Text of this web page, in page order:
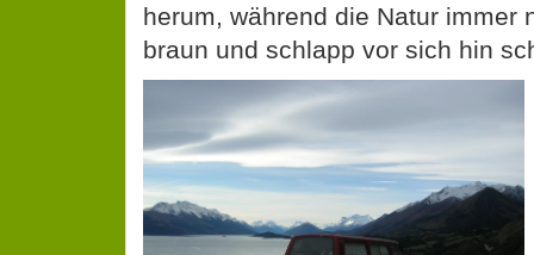
herum, während die Natur immer
braun und schlapp vor sich hin